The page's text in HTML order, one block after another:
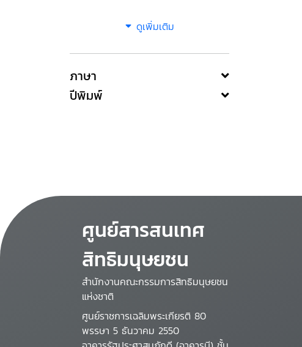
ดูเพิ่มเติม
ภาษา
ปีพิมพ์
ศูนย์สารสนเทศ
สิทธิมนุษยชน
สำนักงานคณะกรรมการสิทธิมนุษยชน
แห่งชาติ
ศูนย์ราชการเฉลิมพระเกียรติ 80
พรรษา 5 ธันวาคม 2550